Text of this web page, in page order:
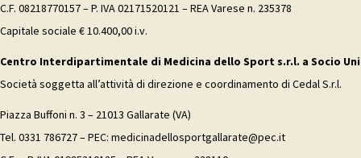
C.F. 08218770157 – P. IVA 02171520121 – REA Varese n. 235378
Capitale sociale € 10.400,00 i.v.
Centro Interdipartimentale di Medicina dello Sport s.r.l. a Socio
Società soggetta all’attività di direzione e coordinamento di Cedal S.r.l.
Piazza Buffoni n. 3 – 21013 Gallarate (VA)
Tel. 0331 786727 – PEC: medicinadellosportgallarate@pec.it